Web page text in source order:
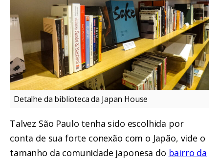
Detalhe da biblioteca da Japan House
Talvez São Paulo tenha sido escolhida por
conta de sua forte conexão com o Japão, vide o
tamanho da comunidade japonesa do bairro da